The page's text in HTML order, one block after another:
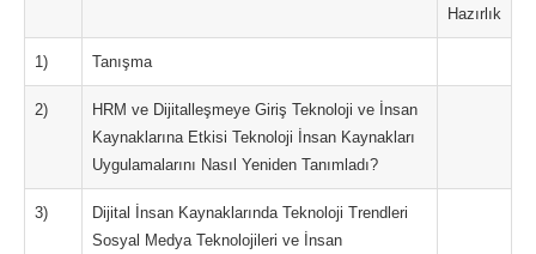
Hazırlık
1) Tanışma
2)
HRM ve Dijitalleşmeye Giriş Teknoloji ve İnsan
Kaynaklarına Etkisi Teknoloji İnsan Kaynakları
Uygulamalarını Nasıl Yeniden Tanımladı?
3)
Dijital İnsan Kaynaklarında Teknoloji Trendleri
Sosyal Medya Teknolojileri ve İnsan